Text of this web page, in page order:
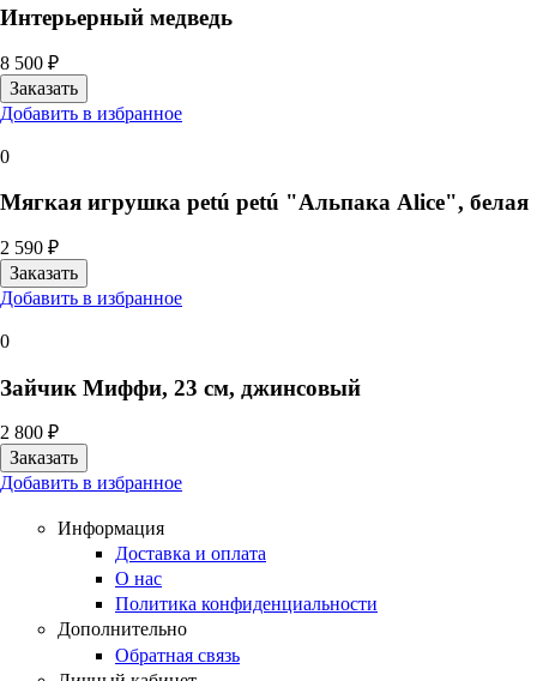
Интерьерный медведь
8 500 ₽
Добавить в избранное
0
Мягкая игрушка petú petú "Альпака Alice", белая
2 590 ₽
Добавить в избранное
0
Зайчик Миффи, 23 см, джинсовый
2 800 ₽
Добавить в избранное
Информация
Доставка и оплата
О нас
Политика конфиденциальности
Дополнительно
Обратная связь